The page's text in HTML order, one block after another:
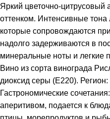
Яркий цветочно-
оттенком. Интенсивные тона
которые сопровождаются
надолго задерживаются в
минеральные ноты и легкие
Вино из сорта винограда
диоксид серы (Е220).
Гастрономические
аперитивом, подается к